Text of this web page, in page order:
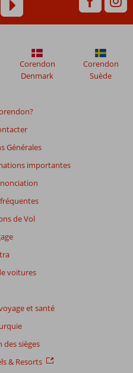
Générales
importantes
de Vol
voitures
et santé
des sièges
& Resorts
Corendon
Denmark
Corendon
Suède